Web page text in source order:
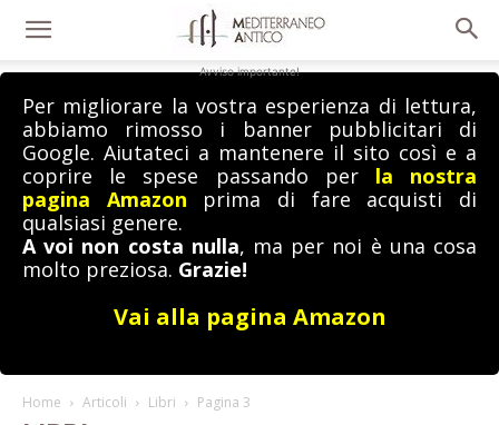
Avviso importante!
Per migliorare la vostra esperienza di lettura,
abbiamo rimosso i banner pubblicitari di
Google. Aiutateci a mantenere il sito così e a
coprire le spese passando per la nostra
pagina Amazon prima di fare acquisti di
qualsiasi genere.
A voi non costa nulla, ma per noi è una cosa
molto preziosa. Grazie!
Vai alla pagina Amazon
Home Articoli Libri Pagina 3